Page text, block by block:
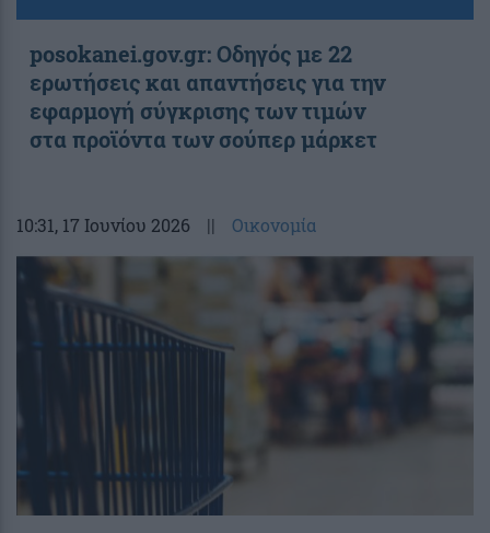
posokanei.gov.gr: Οδηγός με 22
ερωτήσεις και απαντήσεις για την
εφαρμογή σύγκρισης των τιμών
στα προϊόντα των σούπερ μάρκετ
10:31, 17 Ιουνίου 2026 || Οικονομία